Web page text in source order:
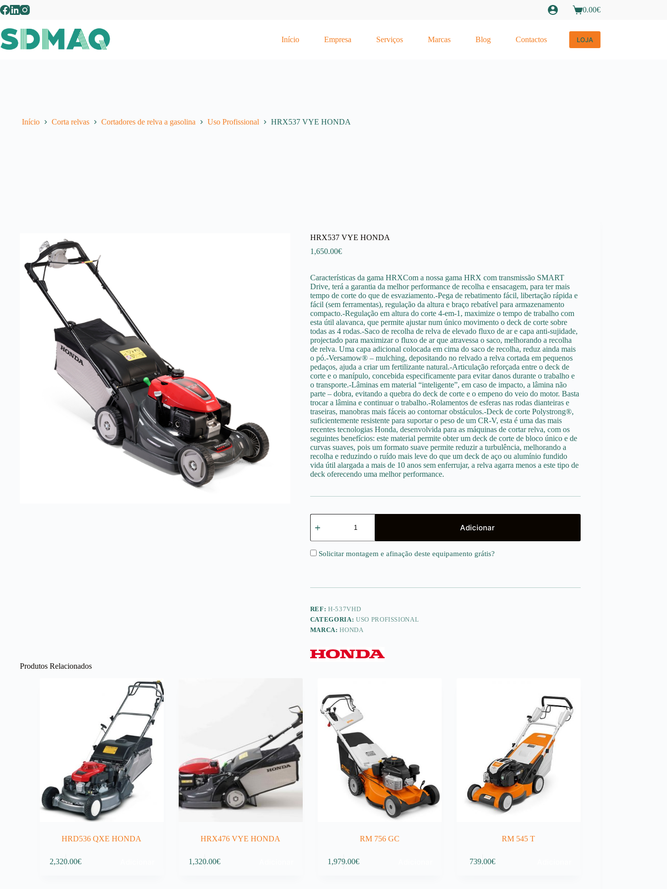
Pular
para
conteúdo
Carrinho
compras
0.00€
Início Empresa Serviços Marcas Blog Contactos LOJA
Início Corta relvas Cortadores de relva a gasolina Uso Profissional HRX537 VYE HONDA
HRX537 VYE HONDA
1,650.00€
Características da gama HRXCom a nossa gama HRX com transmissão SMART
Drive, terá a garantia da melhor performance de recolha e ensacagem, para ter mais
tempo de corte do que de esvaziamento.-Pega de rebatimento fácil, libertação rápida e
fácil (sem ferramentas), regulação da altura e braço rebatível para armazenamento
compacto.-Regulação em altura do corte 4-em-1, maximize o tempo de trabalho com
esta útil alavanca, que permite ajustar num único movimento o deck de corte sobre
todas as 4 rodas.-Saco de recolha de relva de elevado fluxo de ar e capa anti-sujidade,
projectado para maximizar o fluxo de ar que atravessa o saco, melhorando a recolha
de relva. Uma capa adicional colocada em cima do saco de recolha, reduz ainda mais
o pó.-Versamow® – mulching, depositando no relvado a relva cortada em pequenos
pedaços, ajuda a criar um fertilizante natural.-Articulação reforçada entre o deck de
corte e o manípulo, concebida especificamente para evitar danos durante o trabalho e
o transporte.-Lâminas em material “inteligente”, em caso de impacto, a lâmina não
parte – dobra, evitando a quebra do deck de corte e o empeno do veio do motor. Basta
trocar a lâmina e continuar o trabalho.-Rolamentos de esferas nas rodas dianteiras e
traseiras, manobras mais fáceis ao contornar obstáculos.-Deck de corte Polystrong®,
suficientemente resistente para suportar o peso de um CR-V, esta é uma das mais
recentes tecnologias Honda, desenvolvida para as máquinas de cortar relva, com os
seguintes benefícios: este material permite obter um deck de corte de bloco único e de
curvas suaves, pois um formato suave permite reduzir a turbulência, melhorando a
recolha e reduzindo o ruído mais leve do que um deck de aço ou alumínio fundido
vida útil alargada a mais de 10 anos sem enferrujar, a relva agarra menos a este tipo de
deck oferecendo uma melhor performance.
Quantidade
de
VYE
HONDA
Adicionar
Solicitar montagem e afinação deste equipamento grátis?
REF:H-537VHD
CATEGORIA: USO PROFISSIONAL
MARCA:HONDA
Produtos Relacionados
HRD536 QXE HONDA
2,320.00€
HRX476 VYE HONDA
1,320.00€
RM 756 GC
1,979.00€
RM 545 T
739.00€